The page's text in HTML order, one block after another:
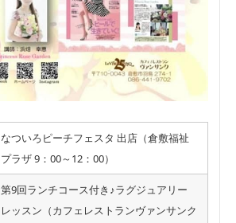
なついろピーチフェスタ 出店（倉敷福祉
プラザ 9：00～12：00）
第9回ランチコース付き♪ラグジュアリー
レッスン（カフェレストランヴァンサンク